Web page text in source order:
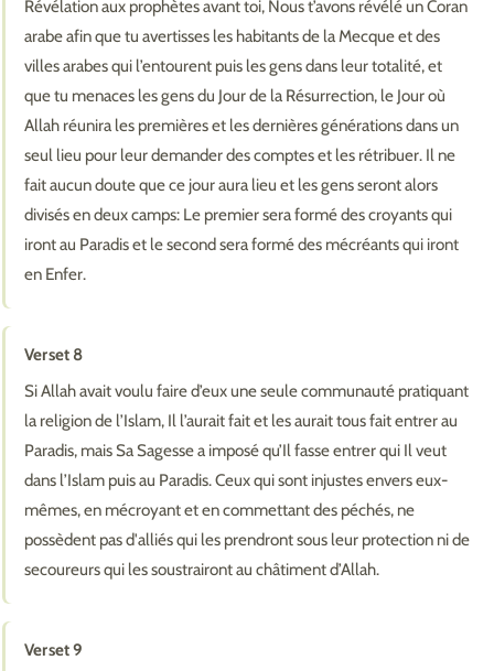
Révélation aux prophètes avant toi, Nous t’avons révélé un Coran
arabe afin que tu avertisses les habitants de la Mecque et des
villes arabes qui l’entourent puis les gens dans leur totalité, et
que tu menaces les gens du Jour de la Résurrection, le Jour où
Allah réunira les premières et les dernières générations dans un
seul lieu pour leur demander des comptes et les rétribuer. Il ne
fait aucun doute que ce jour aura lieu et les gens seront alors
divisés en deux camps: Le premier sera formé des croyants qui
iront au Paradis et le second sera formé des mécréants qui iront
en Enfer.
Verset 8
Si Allah avait voulu faire d’eux une seule communauté pratiquant
la religion de l’Islam, Il l’aurait fait et les aurait tous fait entrer au
Paradis, mais Sa Sagesse a imposé qu’Il fasse entrer qui Il veut
dans l’Islam puis au Paradis. Ceux qui sont injustes envers eux-
mêmes, en mécroyant et en commettant des péchés, ne
possèdent pas d'alliés qui les prendront sous leur protection ni de
secoureurs qui les soustrairont au châtiment d’Allah.
Verset 9